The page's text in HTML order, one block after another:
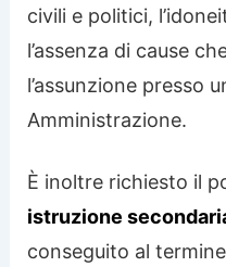
civili e politici,
l’assenza di cause
l’assunzione presso
Amministrazione.
È inoltre richiesto il
istruzione
conseguito al